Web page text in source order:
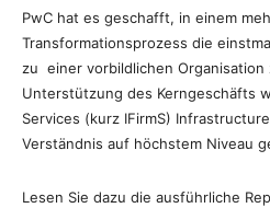
PwC hat es geschafft, in einem
Transformationsprozess die
zu einer vorbildlichen
Unterstützung des Kerngeschäfts
Services (kurz IFirmS)
Verständnis auf höchstem Niveau
Lesen Sie dazu die ausführliche